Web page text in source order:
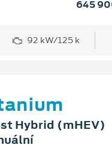
645
92 kW/125 k
Hybrid (mHEV)